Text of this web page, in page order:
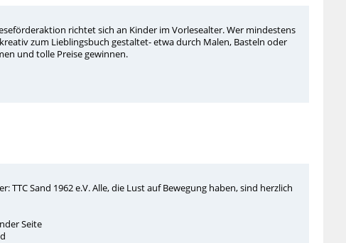
richtet sich an Kinder im Vorlesealter. Wer mindestens
zum Lieblingsbuch gestaltet- etwa durch Malen, Basteln oder
und tolle Preise gewinnen.
TTC Sand 1962 e.V. Alle, die Lust auf Bewegung haben, sind herzlich
Seite